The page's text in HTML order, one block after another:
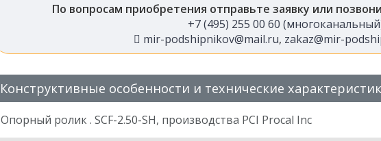
По вопросам приобретения отправьте заявку или
+7 (495) 255 00 60
mir-podshipnikov@mail.ru, zakaz@mir-
Конструктивные особенности и технические
Опорный ролик . SCF-2.50-SH, производства PCI Procal Inc